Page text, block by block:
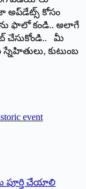
అప్‌డేట్స్ కోసం
ను ఫాలో కండి.. అలాగే
చేసుకోండి.. మీ
కుటుంబ
event
పూర్తి చేయాలి